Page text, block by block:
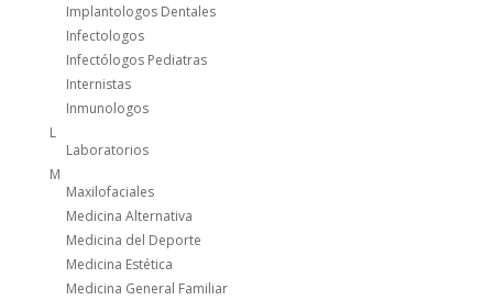
Implantologos Dentales
Infectologos
Infectólogos Pediatras
Internistas
Inmunologos
L
Laboratorios
M
Maxilofaciales
Medicina Alternativa
Medicina del Deporte
Medicina Estética
Medicina General Familiar